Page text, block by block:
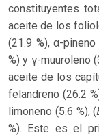
constituyentes
aceite de los
(21.9 %), α-pineno
%) y γ-muuroleno
aceite de los
felandreno (26.2
limoneno (5.6 %), (
%). Este es el